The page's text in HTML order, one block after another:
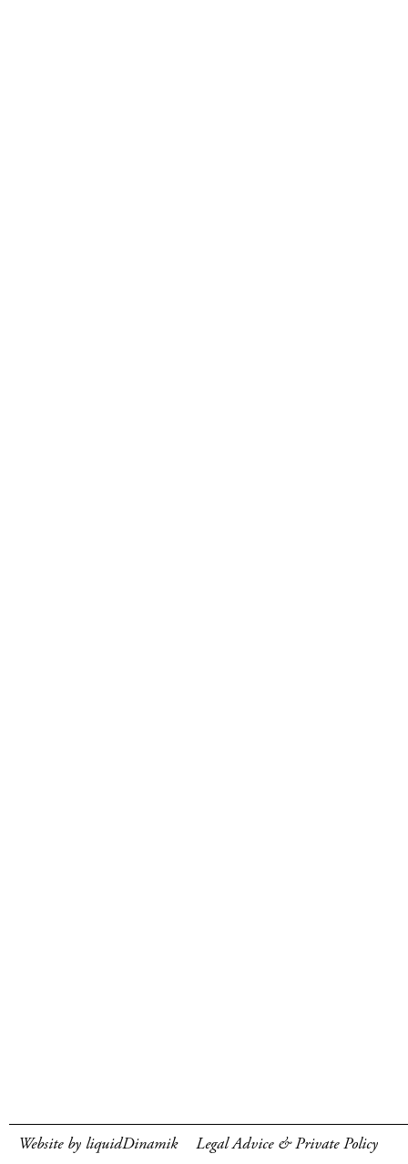
Website by liquidDinamik Legal Advice & Private Policy